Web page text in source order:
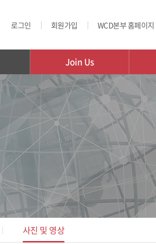
로그인 회원가입 WCD본부 홈페이지
Join Us
사진 및 영상